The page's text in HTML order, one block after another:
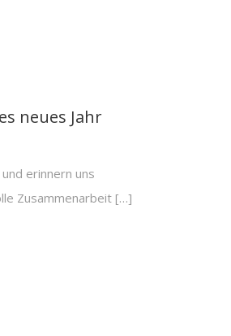
neues Jahr
erinnern uns
Zusammenarbeit […]